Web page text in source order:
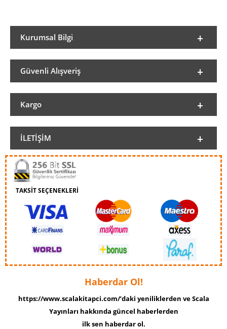
Kurumsal Bilgi
Güvenli Alışveriş
Kargo
İLETIŞIM
TAKSİT SEÇENEKLERİ
Haberdar Ol!
https://www.scalakitapci.com/’daki yeniliklerden ve Scala
Yayınları hakkında güncel haberlerden
ilk sen haberdar ol.